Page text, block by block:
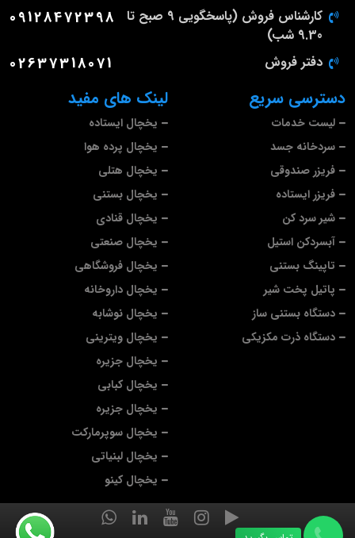
لینک های مفید
یخچال ایستاده
یخچال پرده هوا
یخچال هتلی
یخچال بستنی
یخچال قنادی
یخچال صنعتی
یخچال فروشگاهی
یخچال داروخانه
یخچال نوشابه
یخچال ویترینی
یخچال جزیره
یخچال کبابی
یخچال جزیره
یخچال سوپرمارکت
یخچال لبنیاتی
یخچال کینو
دسترسی سریع
لیست خدمات
سردخانه جسد
فریزر صندوقی
فریزر ایستاده
شیر سرد کن
آبسردکن استیل
تاپینگ بستنی
پاتیل پخت شیر
دستگاه بستنی ساز
دستگاه ذرت مکزیکی
کارشناس فروش (پاسخگویی 9 صبح تا
9.30 شب)
09128472398
دفتر فروش 02637318071